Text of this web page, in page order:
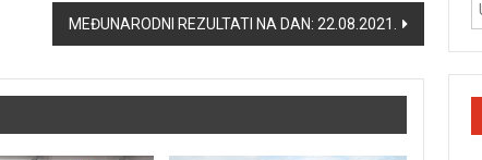
MEĐUNARODNI REZULTATI NA DAN: 22.08.2021.